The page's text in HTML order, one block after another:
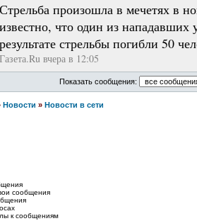
Стрельба произошла в мечетях в
известно, что один из
результате стрельбы погибли 50
Газета.Ru вчера в 12:05
Показать сообщения:
Новости » Новости в сети
сообщения
к сообщениям